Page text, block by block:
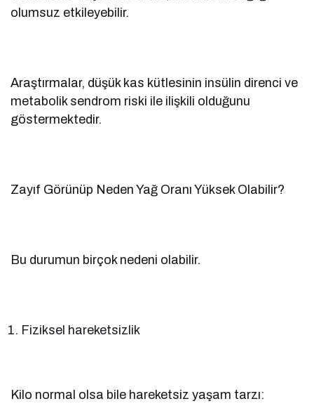
olumsuz etkileyebilir.
Araştırmalar, düşük kas kütlesinin insülin direnci ve
metabolik sendrom riski ile ilişkili olduğunu
göstermektedir.
Zayıf Görünüp Neden Yağ Oranı Yüksek Olabilir?
Bu durumun birçok nedeni olabilir.
Fiziksel hareketsizlik
Kilo normal olsa bile hareketsiz yaşam tarzı: